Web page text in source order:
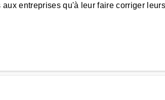
entreprises qu'à leur faire corriger